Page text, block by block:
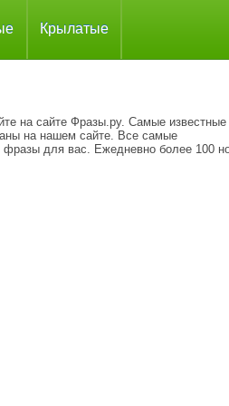
Крылатые
на сайте Фразы.ру. Самые известные
на нашем сайте. Все самые
для вас. Ежедневно более 100